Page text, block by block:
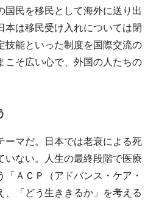
国民を移民として海外に送り出
本は移民受け入れについては閉
技能といった制度を国際交流の
こそ広い心で、外国の人たちの
マだ。日本では老衰による死
いない。人生の最終段階で医療
ＡＣＰ（アドバンス・ケア・
、「どう生ききるか」を考える